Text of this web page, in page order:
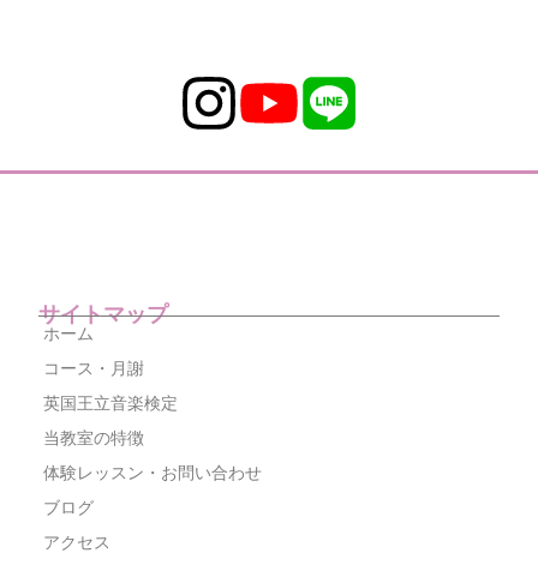
サイトマップ
ホーム
コース・月謝
英国王立音楽検定
当教室の特徴
体験レッスン・お問い合わせ
ブログ
アクセス